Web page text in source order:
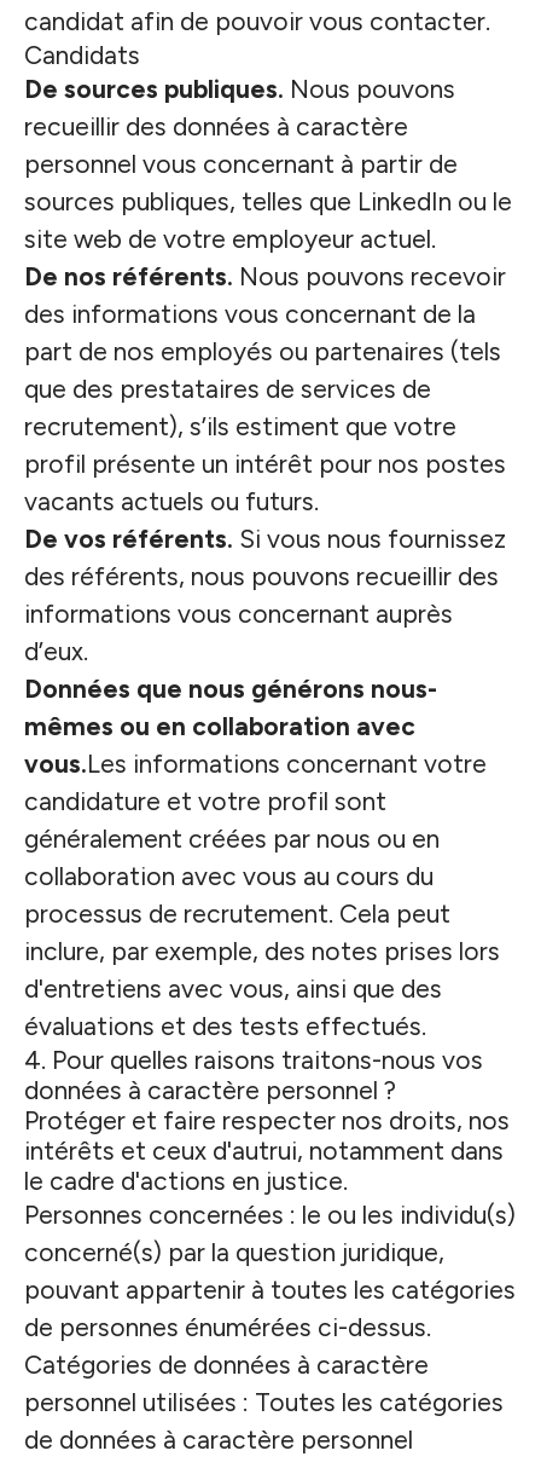
candidat afin de pouvoir vous contacter.
Candidats
De sources publiques. Nous pouvons
recueillir des données à caractère
personnel vous concernant à partir de
sources publiques, telles que LinkedIn ou le
site web de votre employeur actuel.
De nos référents. Nous pouvons recevoir
des informations vous concernant de la
part de nos employés ou partenaires (tels
que des prestataires de services de
recrutement), s’ils estiment que votre
profil présente un intérêt pour nos postes
vacants actuels ou futurs.
De vos référents. Si vous nous fournissez
des référents, nous pouvons recueillir des
informations vous concernant auprès
d’eux.
Données que nous générons nous-
mêmes ou en collaboration avec
vous.Les informations concernant votre
candidature et votre profil sont
généralement créées par nous ou en
collaboration avec vous au cours du
processus de recrutement. Cela peut
inclure, par exemple, des notes prises lors
d'entretiens avec vous, ainsi que des
évaluations et des tests effectués.
4. Pour quelles raisons traitons-nous vos
données à caractère personnel ?
Protéger et faire respecter nos droits, nos
intérêts et ceux d'autrui, notamment dans
le cadre d'actions en justice.
Personnes concernées : le ou les individu(s)
concerné(s) par la question juridique,
pouvant appartenir à toutes les catégories
de personnes énumérées ci-dessus.
Catégories de données à caractère
personnel utilisées : Toutes les catégories
de données à caractère personnel